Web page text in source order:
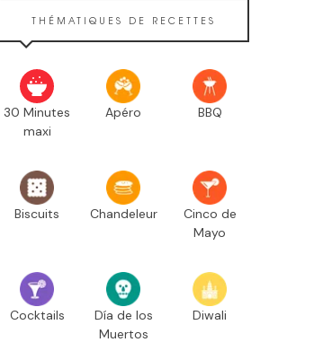
THÉMATIQUES DE RECETTES
30 Minutes
maxi
Apéro BBQ
Biscuits Chandeleur
Cinco de
Mayo
Cocktails
Día de los
Muertos
Diwali